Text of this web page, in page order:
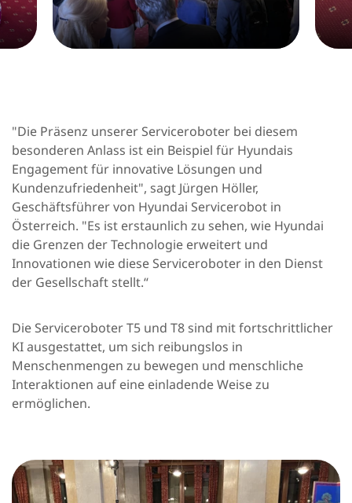
"Die Präsenz unserer Serviceroboter bei diesem
besonderen Anlass ist ein Beispiel für Hyundais
Engagement für innovative Lösungen und
Kundenzufriedenheit", sagt Jürgen Höller,
Geschäftsführer von Hyundai Servicerobot in
Österreich. "Es ist erstaunlich zu sehen, wie Hyundai
die Grenzen der Technologie erweitert und
Innovationen wie diese Serviceroboter in den Dienst
der Gesellschaft stellt.“
Die Serviceroboter T5 und T8 sind mit fortschrittlicher
KI ausgestattet, um sich reibungslos in
Menschenmengen zu bewegen und menschliche
Interaktionen auf eine einladende Weise zu
ermöglichen.